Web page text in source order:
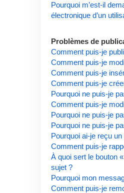
Pourquoi m’est-il
électronique d’un
Problèmes de
Comment puis-je
Comment puis-je
Comment puis-je
Comment puis-je
Pourquoi ne puis-je
Comment puis-je
Pourquoi ne puis-je
Pourquoi ne puis-je
Pourquoi ai-je reçu
Comment puis-je
À quoi sert le bouton
sujet ?
Pourquoi mon
Comment puis-je